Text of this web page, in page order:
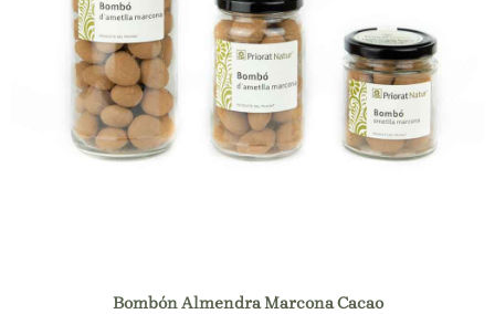
Bombón Almendra Marcona Cacao